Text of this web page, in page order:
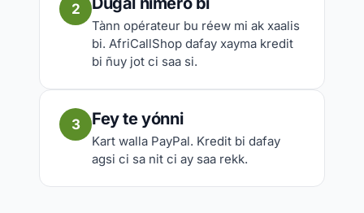
2
Tànn opérateur bu réew mi ak xaalis
bi. AfriCallShop dafay xayma kredit
bi ñuy jot ci saa si.
3 Fey te yónni
Kart walla PayPal. Kredit bi dafay
agsi ci sa nit ci ay saa rekk.